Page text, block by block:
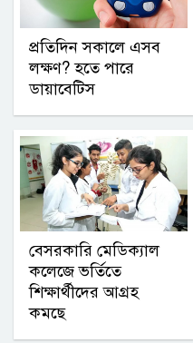
প্রতিদিন সকালে এসব
লক্ষণ? হতে পারে
ডায়াবেটিস
বেসরকারি মেডিক্যাল
কলেজে ভর্তিতে
শিক্ষার্থীদের আগ্রহ
কমছে